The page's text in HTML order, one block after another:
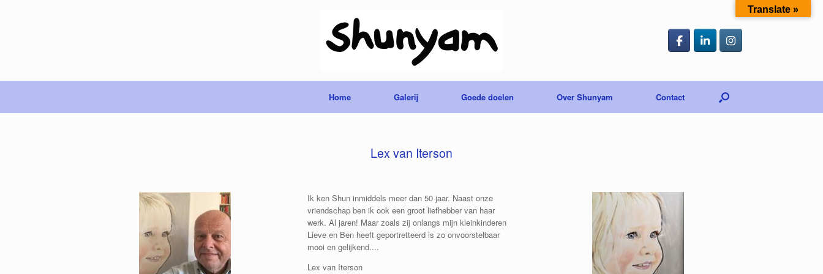
Home Galerij Goede doelen Over Shunyam Contact
Lex van Iterson
Ik ken Shun inmiddels meer dan 50 jaar. Naast onze
vriendschap ben ik ook een groot liefhebber van haar
werk. Al jaren! Maar zoals zij onlangs mijn kleinkinderen
Lieve en Ben heeft geportretteerd is zo onvoorstelbaar
mooi en gelijkend....
Lex van Iterson
Translate »